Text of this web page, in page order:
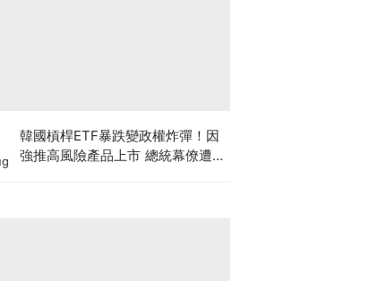
韓國槓桿ETF暴跌變政權炸彈！因
強推高風險產品上市 總統幕僚遭刑